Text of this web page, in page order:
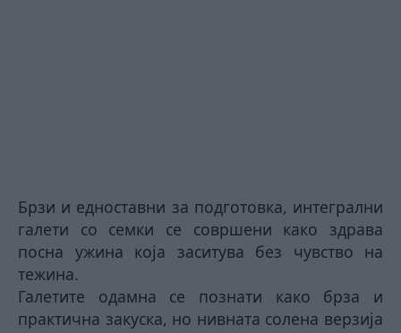
Брзи и едноставни за подготовка, интегрални
галети со семки се совршени како здрава
посна ужина која заситува без чувство на
тежина.
Галетите одамна се познати како брза и
практична закуска, но нивната солена верзија